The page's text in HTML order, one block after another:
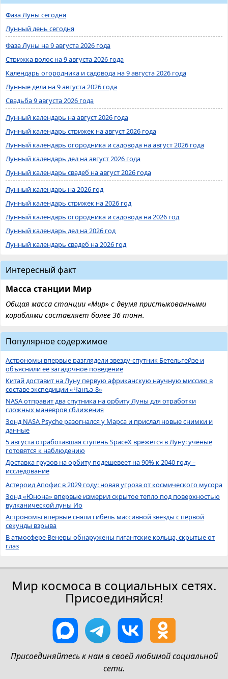
Фаза Луны сегодня
Лунный день сегодня
Фаза Луны на 9 августа 2026 года
Стрижка волос на 9 августа 2026 года
Календарь огородника и садовода на 9 августа 2026 года
Лунные дела на 9 августа 2026 года
Свадьба 9 августа 2026 года
Лунный календарь на август 2026 года
Лунный календарь стрижек на август 2026 года
Лунный календарь огородника и садовода на август 2026 года
Лунный календарь дел на август 2026 года
Лунный календарь свадеб на август 2026 года
Лунный календарь на 2026 год
Лунный календарь стрижек на 2026 год
Лунный календарь огородника и садовода на 2026 год
Лунный календарь дел на 2026 год
Лунный календарь свадеб на 2026 год
Интересный факт
Масса станции Мир
Общая масса станции «Мир» с двумя пристыкованными
кораблями составляет более 36 тонн.
Популярное содержимое
Астрономы впервые разглядели звезду-спутник Бетельгейзе и
объяснили её загадочное поведение
Китай доставит на Луну первую африканскую научную миссию в
составе экспедиции «Чанъэ-8»
NASA отправит два спутника на орбиту Луны для отработки
сложных маневров сближения
Зонд NASA Psyche разогнался у Марса и прислал новые снимки и
данные
5 августа отработавшая ступень SpaceX врежется в Луну: учёные
готовятся к наблюдению
Доставка грузов на орбиту подешевеет на 90% к 2040 году –
исследование
Астероид Апофис в 2029 году: новая угроза от космического мусора
Зонд «Юнона» впервые измерил скрытое тепло под поверхностью
вулканической луны Ио
Астрономы впервые сняли гибель массивной звезды с первой
секунды взрыва
В атмосфере Венеры обнаружены гигантские кольца, скрытые от
глаз
Мир космоса в социальных сетях.
Присоединяйся!
Присоединяйтесь к нам в своей любимой социальной
сети.